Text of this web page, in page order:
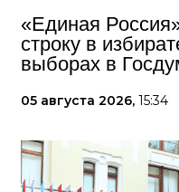
«Единая
строку в
выборах в
05 августа 2026, 15:34